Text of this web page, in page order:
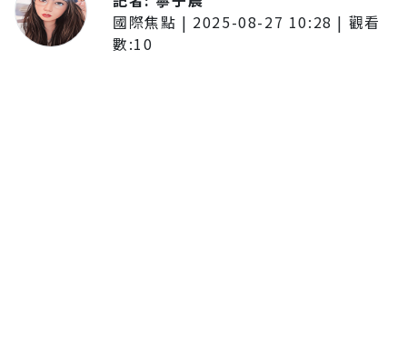
國際焦點 | 2025-08-27 10:28 | 觀看
數:10